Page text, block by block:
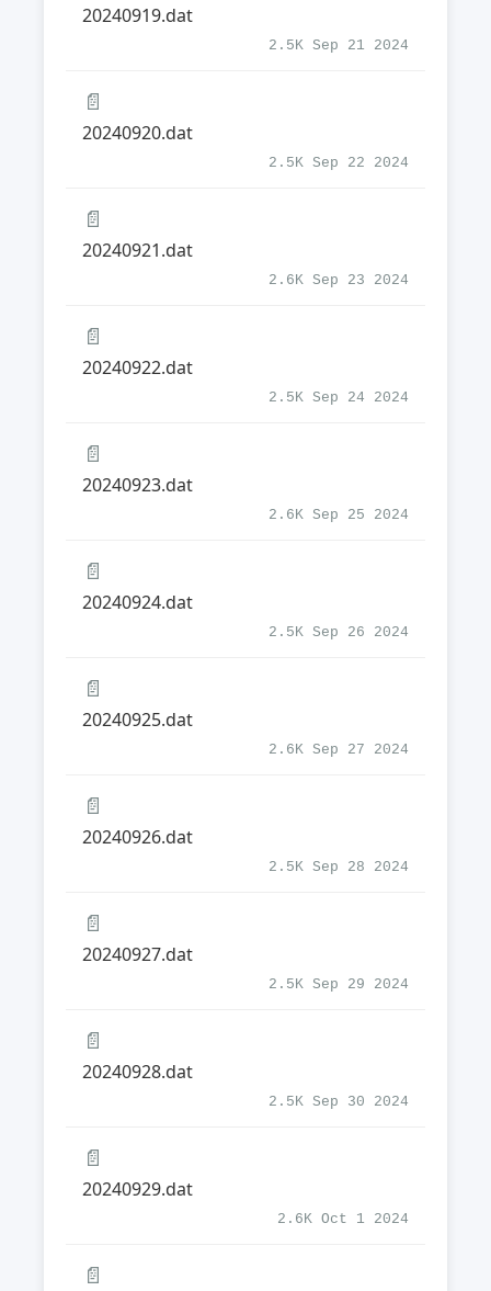
20240919.dat
2.5K Sep 21 2024
📄
20240920.dat
2.5K Sep 22 2024
📄
20240921.dat
2.6K Sep 23 2024
📄
20240922.dat
2.5K Sep 24 2024
📄
20240923.dat
2.6K Sep 25 2024
📄
20240924.dat
2.5K Sep 26 2024
📄
20240925.dat
2.6K Sep 27 2024
📄
20240926.dat
2.5K Sep 28 2024
📄
20240927.dat
2.5K Sep 29 2024
📄
20240928.dat
2.5K Sep 30 2024
📄
20240929.dat
2.6K Oct 1 2024
📄